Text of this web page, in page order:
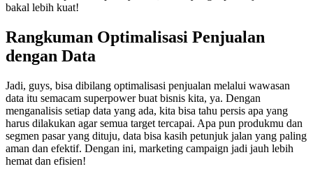
bakal lebih kuat!
Rangkuman Optimalisasi Penjualan
dengan Data
Jadi, guys, bisa dibilang optimalisasi penjualan melalui wawasan
data itu semacam superpower buat bisnis kita, ya. Dengan
menganalisis setiap data yang ada, kita bisa tahu persis apa yang
harus dilakukan agar semua target tercapai. Apa pun produkmu dan
segmen pasar yang dituju, data bisa kasih petunjuk jalan yang paling
aman dan efektif. Dengan ini, marketing campaign jadi jauh lebih
hemat dan efisien!